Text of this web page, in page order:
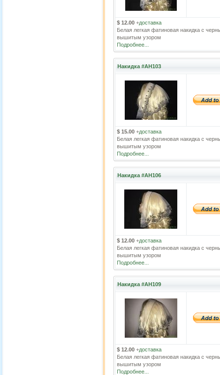
$ 12.00 +доставка
Белая легкая фатиновая накидка с
вышитым узором
Подробнее...
Накидка #АН103
$ 15.00 +доставка
Белая легкая фатиновая накидка с
вышитым узором
Подробнее...
Накидка #АН106
$ 12.00 +доставка
Белая легкая фатиновая накидка с
вышитым узором
Подробнее...
Накидка #АН109
$ 12.00 +доставка
Белая легкая фатиновая накидка с
вышитым узором
Подробнее...